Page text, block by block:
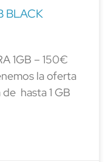
BLACK
1GB – 150€
la oferta
hasta 1 GB